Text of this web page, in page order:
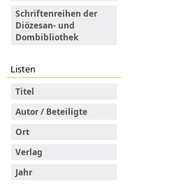
Schriftenreihen der
Diözesan- und
Dombibliothek
Listen
Titel
Autor / Beteiligte
Ort
Verlag
Jahr